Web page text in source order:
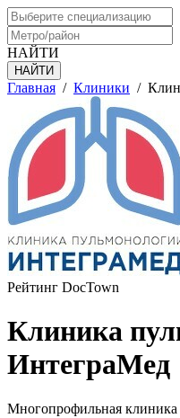
НАЙТИ
Главная / Клиники /
Рейтинг DocTown
Клиника
ИнтеграМед
Многопрофильная клиника